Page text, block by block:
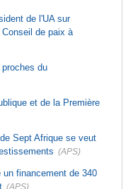
de l'UA sur
de paix à
du
et de la Première
Sept Afrique se veut
(APS)
un financement de 340
(APS)